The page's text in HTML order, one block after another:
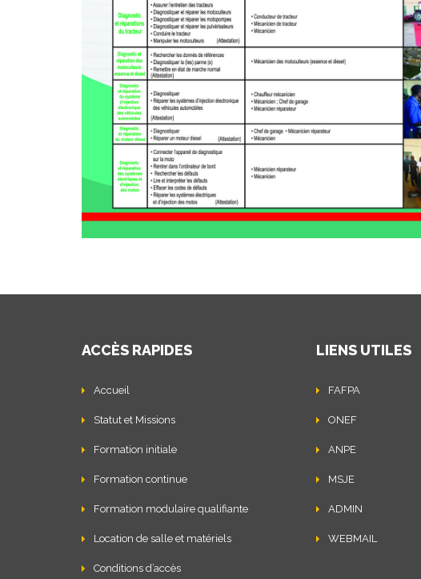
ACCÈS RAPIDES
Accueil
Statut et Missions
Formation initiale
Formation continue
Formation modulaire qualifiante
Location de salle et matériels
Conditions d’accès
LIENS UTILES
FAFPA
ONEF
ANPE
MSJE
ADMIN
WEBMAIL